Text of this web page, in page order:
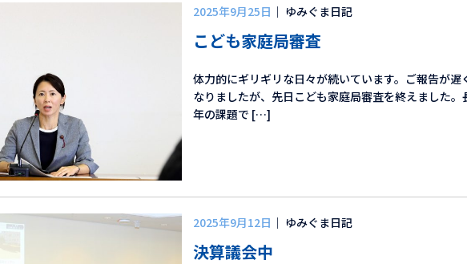
2025年9月25日 ｜ ゆみぐま日記
こども家庭局審査
体力的にギリギリな日々が続いています。ご報告が遅
なりましたが、先日こども家庭局審査を終えました。
年の課題で […]
2025年9月12日 ｜ ゆみぐま日記
決算議会中